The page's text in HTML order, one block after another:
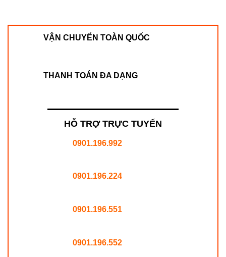
VẬN CHUYỂN TOÀN QUỐC
THANH TOÁN ĐA DẠNG
HỖ TRỢ TRỰC TUYẾN
0901.196.992
0901.196.224
0901.196.551
0901.196.552